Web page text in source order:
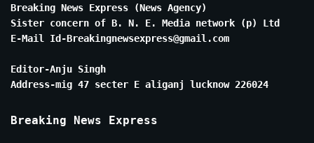
Breaking News Express (News Agency)
Sister concern of B. N. E. Media network (p) Ltd
E-Mail Id-Breakingnewsexpress@gmail.com
Editor-Anju Singh
Address-mig 47 secter E aliganj lucknow 226024
Breaking News Express